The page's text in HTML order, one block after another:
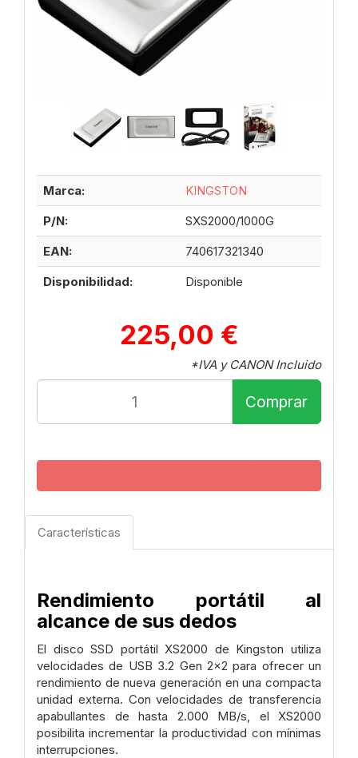
Marca:
KINGSTON
P/N:
SXS2000/1000G
EAN:
740617321340
Disponibilidad:
Disponible
225,00 €
*IVA y CANON Incluido
Comprar
Características
Rendimiento portátil al
alcance de sus dedos
El disco SSD portátil XS2000 de Kingston utiliza
velocidades de USB 3.2 Gen 2x2para ofrecer un
rendimiento de nueva generación en una compacta
unidad externa. Con velocidades de transferencia
apabullantes de hasta 2.000 MB/s
el XS2000
posibilita incrementar la productividad con mínimas
interrupciones.